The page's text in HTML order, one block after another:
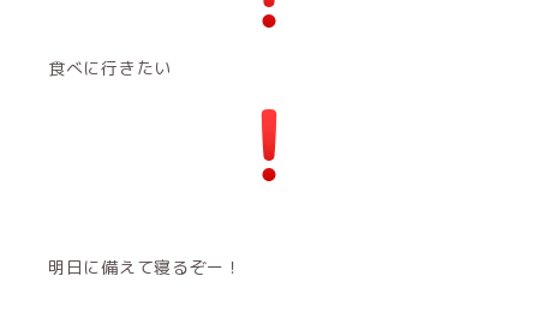
️食べに行きたい
明日に備えて寝るぞー！